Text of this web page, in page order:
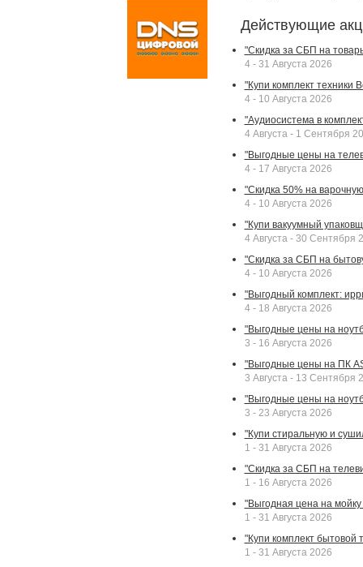
Действующие
"Скидка за СБП на
4 - 31 Августа 2026
"Купи комплект техники
4 - 10 Августа 2026
"Аудиосистема в
4 Августа - 1 Сентября
"Выгодные цены на
4 - 17 Августа 2026
"Скидка 50% на
4 - 10 Августа 2026
"Купи вакуумный
4 Августа - 30 Сентября
"Скидка за СБП на
4 - 10 Августа 2026
"Выгодный комплект:
4 - 18 Августа 2026
"Выгодные цены на
3 - 16 Августа 2026
"Выгодные цены на ПК
3 Августа - 13 Сентября
"Выгодные цены на
3 - 23 Августа 2026
"Купи стиральную и
1 - 31 Августа 2026
"Скидка за СБП на
1 - 16 Августа 2026
"Выгодная цена на
1 - 31 Августа 2026
"Купи комплект бытовой
1 - 31 Августа 2026